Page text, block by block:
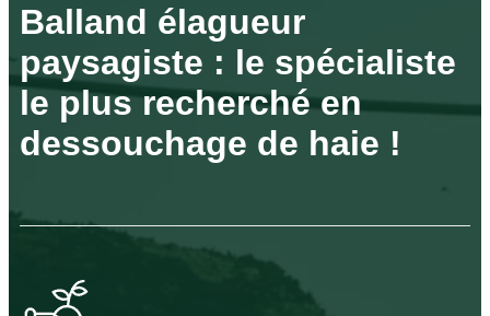
Balland élagueur
paysagiste : le spécialiste
le plus recherché en
dessouchage de haie !